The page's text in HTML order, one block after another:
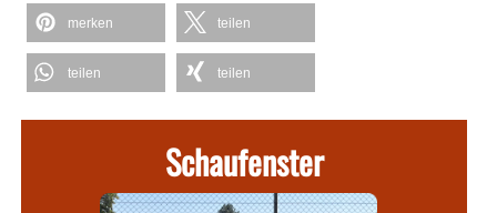
merken teilen
teilen teilen
Schaufenster